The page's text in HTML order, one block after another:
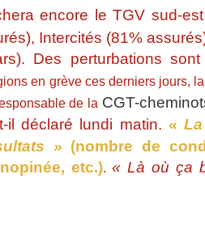
encore le TGV sud-
Intercités (81%
Des perturbations
en grève ces derniers jours,
de la CGT-
il déclaré lundi matin. «
» (nombre de
etc.).« Là où ça